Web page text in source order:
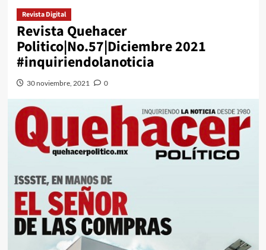
Revista Digital
Revista Quehacer
Politico|No.57|Diciembre 2021
#inquiriendolanoticia
30 noviembre, 2021 0